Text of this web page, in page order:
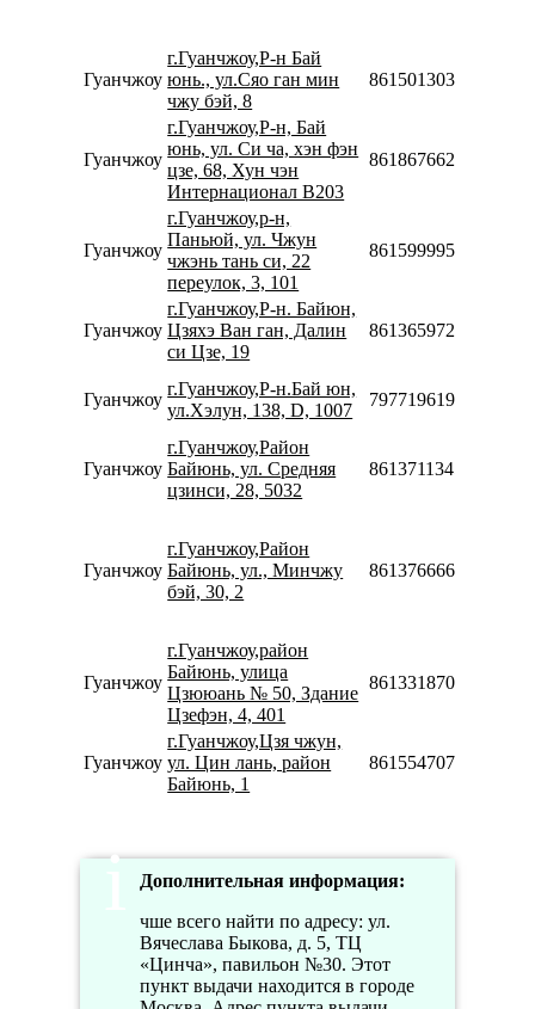
Гуанчжоу
г.Гуанчжоу,Р-н Бай
юнь., ул.Сяо ган мин
чжу бэй, 8
8615013034588
Гуанчжоу
г.Гуанчжоу,Р-н, Бай
юнь, ул. Си ча, хэн фэн
цзе, 68, Хун чэн
Интернационал В203
8618676622001
Гуанчжоу
г.Гуанчжоу,р-н,
Паньюй, ул. Чжун
чжэнь тань си, 22
переулок, 3, 101
8615999955589
Гуанчжоу
г.Гуанчжоу,Р-н. Байюн,
Цзяхэ Ван ган, Далин
си Цзе, 19
8613659727690
Гуанчжоу
г.Гуанчжоу,Р-н.Бай юн,
ул.Хэлун, 138, D, 1007
79771961990
Гуанчжоу
г.Гуанчжоу,Район
Байюнь, ул. Средняя
цзинси, 28, 5032
8613711345915
Гуанчжоу
г.Гуанчжоу,Район
Байюнь, ул., Минчжу
бэй, 30, 2
8613766660203
Гуанчжоу
г.Гуанчжоу,район
Байюнь, улица
Цзююань № 50, Здание
Цзефэн, 4, 401
8613318706806
Гуанчжоу
г.Гуанчжоу,Цзя чжун,
ул. Цин лань, район
Байюнь, 1
8615547078877
Дополнительная информация:
чше всего найти по адресу: ул.
Вячеслава Быкова, д. 5, ТЦ
«Цинча», павильон №30. Этот
пункт выдачи находится в городе